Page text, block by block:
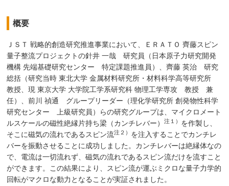
概要
ＪＳＴ 戦略的創造研究推進事業において、ＥＲＡＴＯ 齊藤スピン
量子整流プロジェクトの針井 一哉 研究員（日本原子力研究開発
機構 先端基礎研究センター 特定課題推進員）、齊藤 英治 研究
総括（研究当時 東北大学 金属材料研究所・材料科学高等研究所
教授、現 東京大学 大学院工学系研究科 物理工学専攻 教授 兼
任）、前川 禎通 グループリーダー（理化学研究所 創発物性科学
研究センター 上級研究員）らの研究グループは、マイクロメート
ルスケールの磁性絶縁片持ち梁（カンチレバー）注１） を作製し、
そこに磁気の流れであるスピン流注２） を注入することでカンチレ
バーを振動させることに成功しました。カンチレバーは絶縁体なの
で、電流は一切流れず、磁気の流れであるスピン流だけを流すこと
ができます。この結果により、スピン流が運ぶミクロな量子力学的
回転がマクロな動力となることが実証されました。